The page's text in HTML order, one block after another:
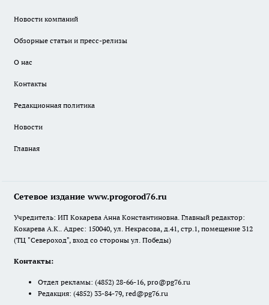
Новости компаний
Обзорные статьи и пресс-релизы
О нас
Контакты
Редакционная политика
Новости
Главная
Сетевое издание www.progorod76.ru
Учредитель: ИП Кокарева Анна Константиновна. Главный редактор:
Кокарева А.К.. Адрес: 150040, ул. Некрасова, д.41, стр.1, помещение 312
(ТЦ "Североход", вход со стороны ул. Победы)
Контакты:
Отдел рекламы: (4852) 28-66-16, pro@pg76.ru
Редакция: (4852) 33-84-79, red@pg76.ru